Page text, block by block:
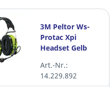
3M Peltor Ws-
Protac Xpi
Headset Gelb
Art.-Nr.:
14.229.892